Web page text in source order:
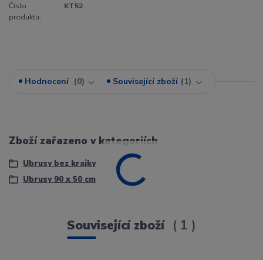
Číslo
produktu:
KT52
Hodnocení 0 Související zboží 1
Zboží zařazeno v kategoriích
Ubrusy bez krajky
Ubrusy 90 x 50 cm
Související zboží 1